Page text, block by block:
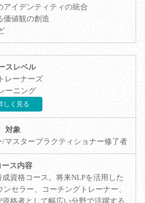
アイデンティティの統合
価値観の創造
レーナーズ
ーニング
しく見る
/マスタープラクティショナー修了者
資格コース。将来NLPを活用した
セラー、コーチングトレーナー、
格者として幅広い分野で活躍する